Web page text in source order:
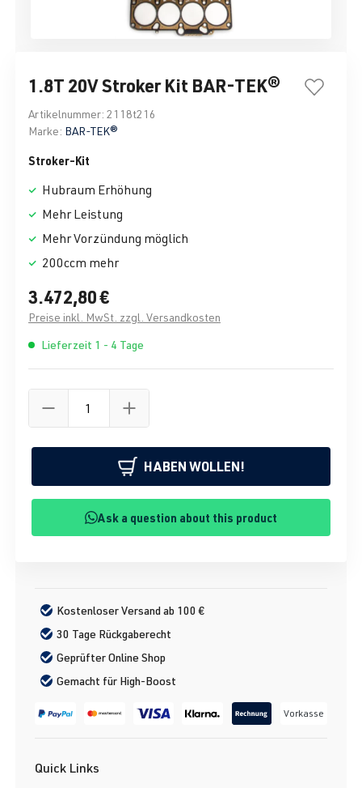
1.8T 20V Stroker Kit BAR-TEK®
Artikelnummer: 2118t216
Marke: BAR-TEK®
Stroker-Kit
Hubraum Erhöhung
Mehr Leistung
Mehr Vorzündung möglich
200ccm mehr
3.472,80 €
Preise inkl. MwSt. zzgl. Versandkosten
Lieferzeit 1 - 4 Tage
HABEN WOLLEN!
Ask a question about this product
Kostenloser Versand ab 100 €
30 Tage Rückgaberecht
Geprüfter Online Shop
Gemacht für High-Boost
Vorkasse
Quick Links